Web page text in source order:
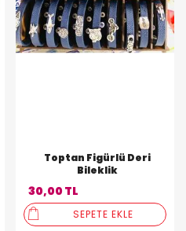
Toptan Figürlü Deri
Bileklik
30,00 TL
SEPETE EKLE